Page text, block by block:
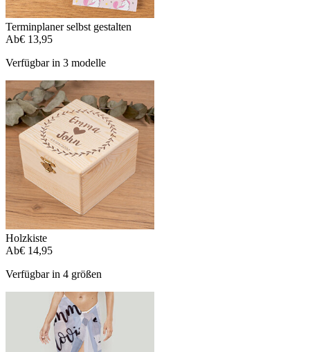
Terminplaner selbst gestalten
Ab€ 13,95
Verfügbar in 3 modelle
Holzkiste
Ab€ 14,95
Verfügbar in 4 größen